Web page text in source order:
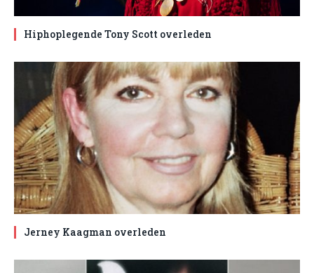
Hiphoplegende Tony Scott overleden
Jerney Kaagman overleden